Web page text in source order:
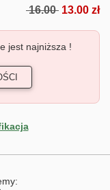
16.00 13.00 zł
jest najniższa !